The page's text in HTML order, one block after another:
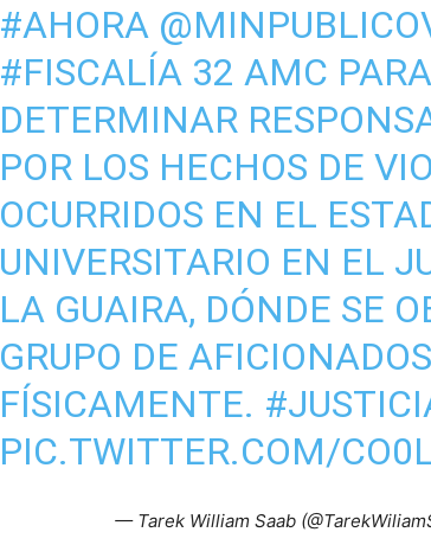
#AHORA
#FISCALÍA32 AMC PARA
DETERMINAR
POR LOS HECHOS DE
OCURRIDOS EN EL
UNIVERSITARIO EN EL
LA GUAIRA, DÓNDE SE
GRUPO DE
FÍSICAMENTE.
PIC.TWITTER.COM/
— Tarek William Saab